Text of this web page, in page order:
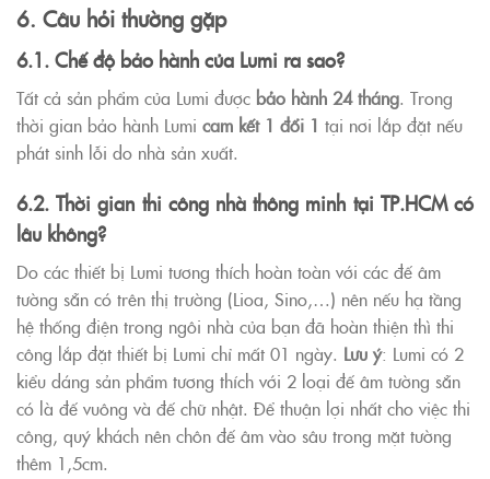
6. Câu hỏi thường gặp
6.1. Chế độ bảo hành của Lumi ra sao?
Tất cả sản phẩm của Lumi được bảo hành 24 tháng. Trong
thời gian bảo hành Lumi cam kết 1 đổi 1 tại nơi lắp đặt nếu
phát sinh lỗi do nhà sản xuất.
6.2. Thời gian thi công nhà thông minh tại TP.HCM có
lâu không?
Do các thiết bị Lumi tương thích hoàn toàn với các đế âm
tường sẵn có trên thị trường (Lioa, Sino,…) nên nếu hạ tầng
hệ thống điện trong ngôi nhà của bạn đã hoàn thiện thì thi
công lắp đặt thiết bị Lumi chỉ mất 01 ngày. Lưu ý: Lumi có 2
kiểu dáng sản phẩm tương thích với 2 loại đế âm tường sẵn
có là đế vuông và đế chữ nhật. Để thuận lợi nhất cho việc thi
công, quý khách nên chôn đế âm vào sâu trong mặt tường
thêm 1,5cm.